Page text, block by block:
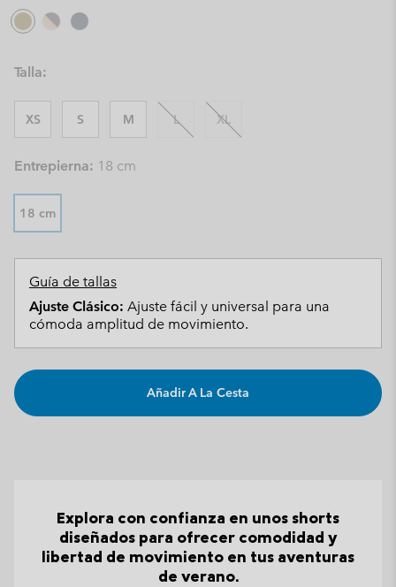
Talla:
XS S M L XL
Entrepierna: 18 cm
18 cm
Guía de tallas
Ajuste Clásico: Ajuste fácil y universal para una
cómoda amplitud de movimiento.
Añadir A La Cesta
Explora con confianza en unos shorts
diseñados para ofrecer comodidad y
libertad de movimiento en tus aventuras
de verano.